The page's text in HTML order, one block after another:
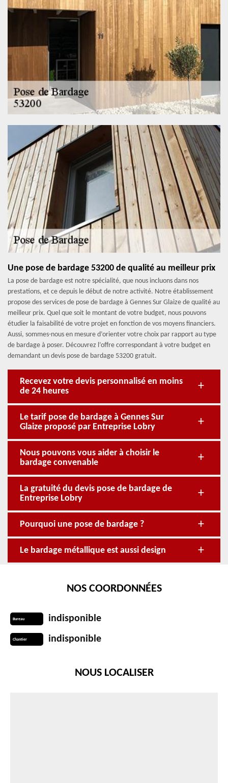
Une pose de bardage 53200 de qualité au meilleur prix
La pose de bardage est notre spécialité, que nous incluons dans nos
prestations, et ce depuis le début de notre activité. Notre établissement
propose des services de pose de bardage à Gennes Sur Glaize de qualité au
meilleur prix. Quel que soit le montant de votre budget, nous pouvons
étudier la faisabilité de votre projet en fonction de vos moyens financiers.
Aussi, sommes-nous en mesure d’orienter votre choix par rapport au type
de bardage à poser. Découvrez l’offre correspondant à votre budget en
demandant un devis pose de bardage 53200 gratuit.
Recevez votre devis personnalisé en moins
de 24 heures
Le tarif pose de bardage à Gennes Sur
Glaize proposé par Entreprise Lobry
Nous pouvons vous aider à choisir le
bardage convenable
La gratuité du devis pose de bardage de
Entreprise Lobry
Pourquoi une pose de bardage ?
Le bardage métallique est aussi design
NOS COORDONNÉES
Bureau indisponible
Chantier indisponible
NOUS LOCALISER